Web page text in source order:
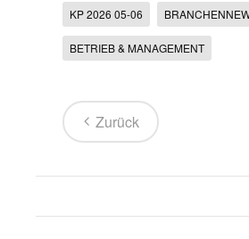
KP 2026 05-06
BETRIEB & MANAGEMENT
Zurück